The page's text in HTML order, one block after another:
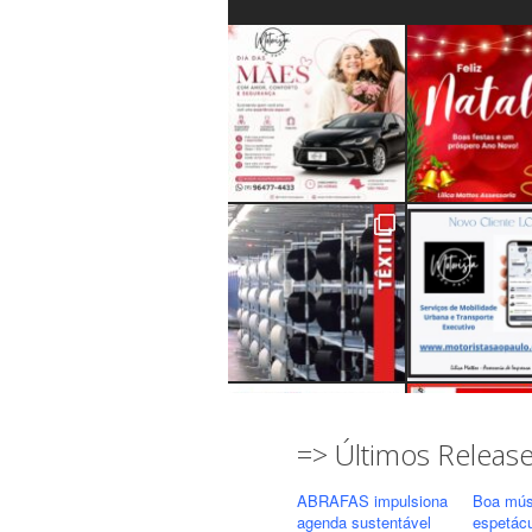
=> Últimos
ABRAFAS impulsiona
agenda sustentável
Boa